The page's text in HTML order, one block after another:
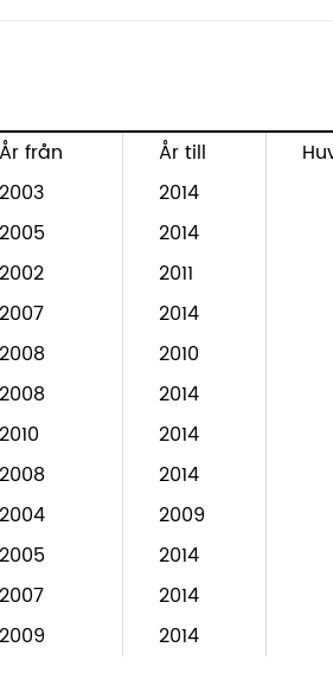
År från År till
2003 2014
2005 2014
2002 2011
2007 2014
2008 2010
2008 2014
2010 2014
2008 2014
2004 2009
2005 2014
2007 2014
2009 2014